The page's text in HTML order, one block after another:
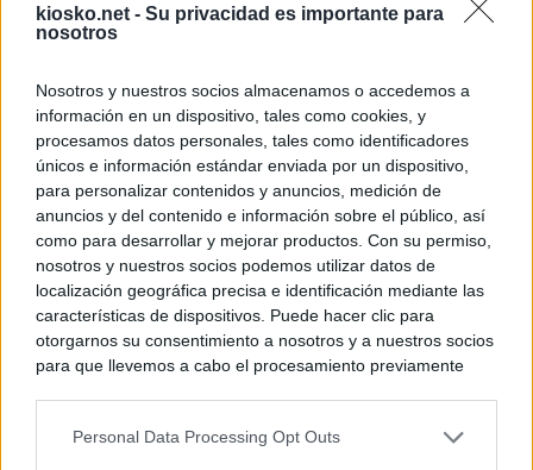
kiosko.net - Su privacidad es importante para
nosotros
Nosotros y nuestros socios almacenamos o accedemos a
información en un dispositivo, tales como cookies, y
procesamos datos personales, tales como identificadores
únicos e información estándar enviada por un dispositivo,
para personalizar contenidos y anuncios, medición de
anuncios y del contenido e información sobre el público, así
como para desarrollar y mejorar productos. Con su permiso,
nosotros y nuestros socios podemos utilizar datos de
localización geográfica precisa e identificación mediante las
características de dispositivos. Puede hacer clic para
otorgarnos su consentimiento a nosotros y a nuestros socios
para que llevemos a cabo el procesamiento previamente
negar su consentimiento. Tenga en cuenta que algún
Personal Data Processing Opt Outs